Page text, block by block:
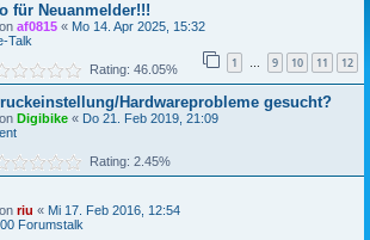
für Neuanmelder!!!
af0815 « Mo 14. Apr 2025, 15:32
Talk
1 … 9 10 11 12
Rating: 46.05%
Hardwareprobleme gesucht?
Digibike « Do 21. Feb 2019, 21:09
Rating: 2.45%
riu « Mi 17. Feb 2016, 12:54
Forumstalk